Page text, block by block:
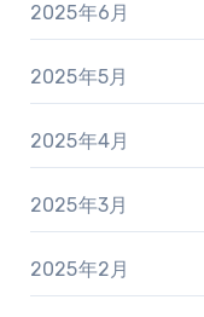
2025年6月
2025年5月
2025年4月
2025年3月
2025年2月